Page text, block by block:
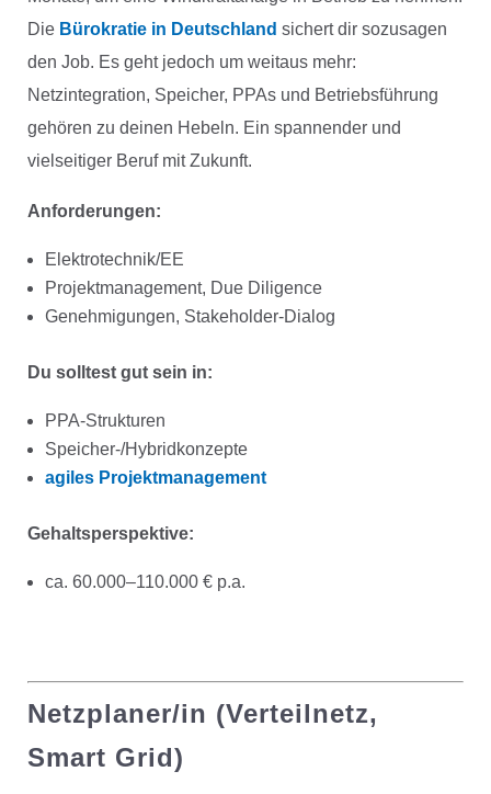
Die Bürokratie in Deutschland sichert dir sozusagen
den Job. Es geht jedoch um weitaus mehr:
Netzintegration, Speicher, PPAs und Betriebsführung
gehören zu deinen Hebeln. Ein spannender und
vielseitiger Beruf mit Zukunft.
Anforderungen:
Elektrotechnik/EE
Projektmanagement, Due Diligence
Genehmigungen, Stakeholder-Dialog
Du solltest gut sein in:
PPA-Strukturen
Speicher-/Hybridkonzepte
agiles Projektmanagement
Gehaltsperspektive:
ca. 60.000–110.000 € p.a.
Netzplaner/in (Verteilnetz,
Smart Grid)